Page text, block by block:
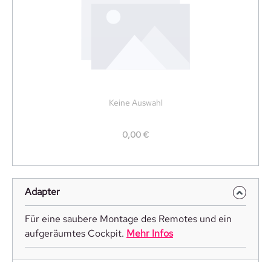
Keine Auswahl
0,00 €
Adapter
Für eine saubere Montage des Remotes und ein
aufgeräumtes Cockpit. Mehr Infos